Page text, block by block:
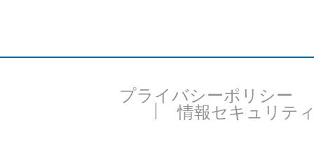
プライバシーポリシー
情報セキュリテ